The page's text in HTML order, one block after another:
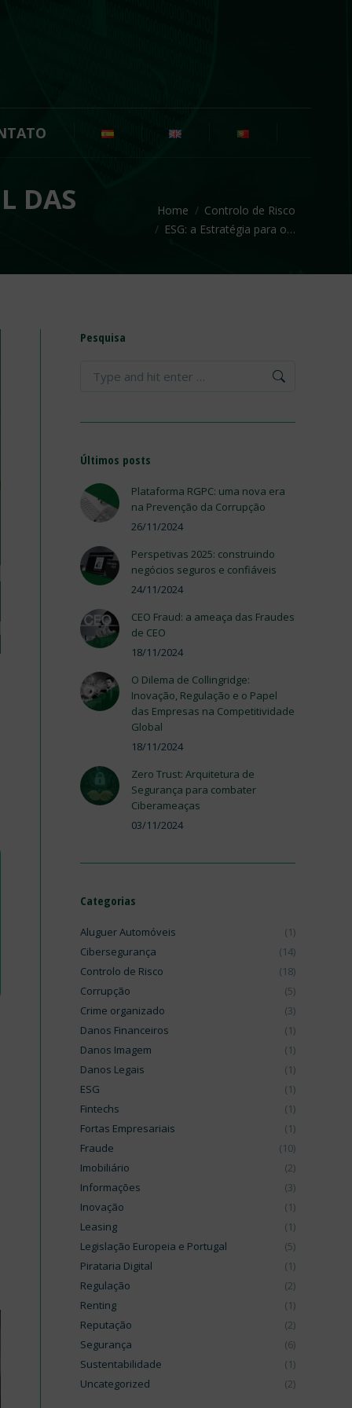
DAS You are here:Home
Controlo de Risco
ESG: a Estratégia para o…
Pesquisa
Últimos posts
Plataforma RGPC: uma nova era
na Prevenção da Corrupção
26/11/2024
Perspetivas 2025: construindo
negócios seguros e confiáveis
24/11/2024
CEO Fraud: a ameaça das Fraudes
de CEO
18/11/2024
O Dilema de Collingridge:
Inovação, Regulação e o Papel
das Empresas na Competitividade
Global
18/11/2024
Zero Trust: Arquitetura de
Segurança para combater
Ciberameaças
03/11/2024
Categorias
Aluguer Automóveis
(1)
Cibersegurança
(14)
Controlo de Risco
(18)
Corrupção
(5)
Crime organizado
(3)
Danos Financeiros
(1)
Danos Imagem
(1)
Danos Legais
(1)
ESG
(1)
Fintechs
(1)
Fortas Empresariais
(1)
Fraude
(10)
Imobiliário
(2)
Informações
(3)
Inovação
(1)
Leasing
(1)
Legislação Europeia e Portugal
(5)
Pirataria Digital
(1)
Regulação
(2)
Renting
(1)
Reputação
(2)
Segurança
(6)
Sustentabilidade
(1)
Uncategorized
(2)